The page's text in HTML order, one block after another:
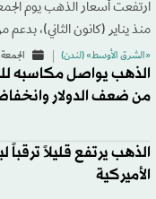
ارتفعت أسعار الذهب يوم
منذ يناير (كانون الثاني)،
«الشرق الأوسط» (لندن) الجمعة 07/08 - 06:33
الذهب يواصل مكاسبه
من ضعف الدولار
الذهب يرتفع قليلاً ترقباً
الأميركية